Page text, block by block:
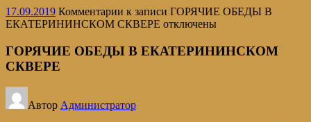
17.09.2019 Комментарии к записи ГОРЯЧИЕ ОБЕДЫ В
ЕКАТЕРИНИНСКОМ СКВЕРЕ отключены
ГОРЯЧИЕ ОБЕДЫ В ЕКАТЕРИНИНСКОМ
СКВЕРЕ
Автор Администратор